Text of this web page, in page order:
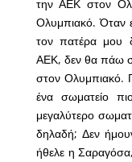
την ΑΕΚ στον
Ολυμπιακό. Όταν
τον πατέρα μου
ΑΕΚ, δεν θα πάω
στον Ολυμπιακό.
ένα σωματείο
μεγαλύτερο
δηλαδή; Δεν
ήθελε η